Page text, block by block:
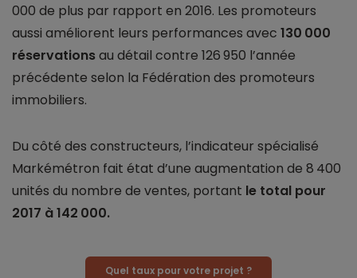
000 de plus par rapport en 2016. Les promoteurs
aussi améliorent leurs performances avec 130 000
réservationsau détail contre 126 950 l’année
précédente selon la Fédération des promoteurs
immobiliers.
Du côté des constructeurs, l’indicateur spécialisé
Markémétron fait état d’une augmentation de 8 400
unités du nombre de ventes, portant le total pour
2017 à 142 000.
Quel taux pour votre projet ?